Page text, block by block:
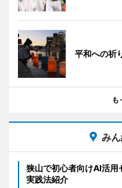
平和への祈
も
み
狭山で初心者向けAI活
実践法紹介